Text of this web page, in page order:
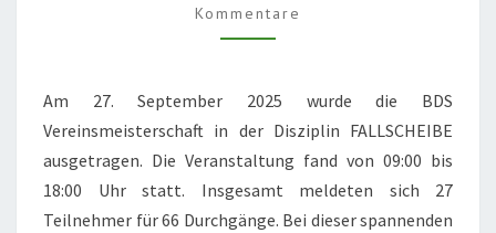
SEPTEMBER
2025
Kommentare
Am 27. September 2025 wurde die BDS
Vereinsmeisterschaft in der Disziplin FALLSCHEIBE
ausgetragen. Die Veranstaltung fand von 09:00 bis
18:00 Uhr statt. Insgesamt meldeten sich 27
Teilnehmer für 66 Durchgänge. Bei dieser spannenden